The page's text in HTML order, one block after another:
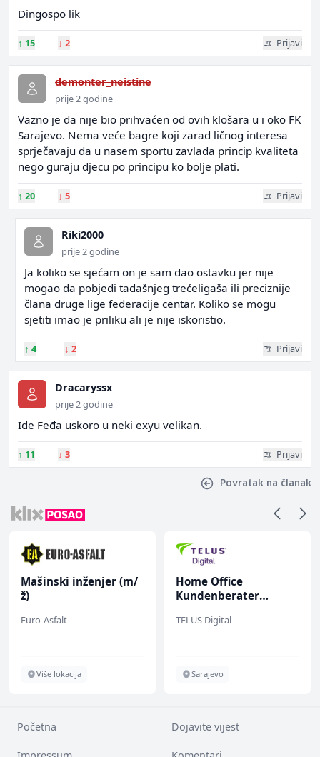
Dingospo lik
↑ 15 ↓ 2 Prijavi
demonter_neistine
prije 2 godine
Vazno je da nije bio prihvaćen od ovih klošara u i oko FK
Sarajevo. Nema veće bagre koji zarad ličnog interesa
sprječavaju da u nasem sportu zavlada princip kvaliteta
nego guraju djecu po principu ko bolje plati.
↑ 20 ↓ 5 Prijavi
Riki2000
prije 2 godine
Ja koliko se sjećam on je sam dao ostavku jer nije
mogao da pobjedi tadašnjeg trećeligaša ili preciznije
člana druge lige federacije centar. Koliko se mogu
sjetiti imao je priliku ali je nije iskoristio.
↑ 4 ↓ 2 Prijavi
Dracaryssx
prije 2 godine
Ide Feđa uskoro u neki exyu velikan.
↑ 11 ↓ 3 Prijavi
Povratak na članak
Mašinski inženjer (m/
ž)
Euro-Asfalt
Više lokacija
Home Office
Kundenberater
renommiertes
TELUS Digital
Sarajevo
Početna Dojavite vijest